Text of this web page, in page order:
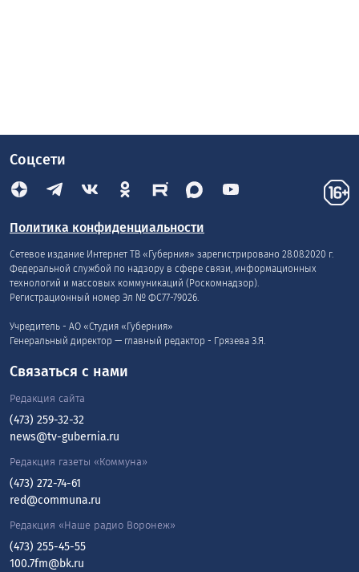
Соцсети
Политика конфиденциальности
Сетевое издание Интернет ТВ «Губерния» зарегистрировано 28.08.2020 г.
Федеральной службой по надзору в сфере связи, информационных
технологий и массовых коммуникаций (Роскомнадзор).
Регистрационный номер Эл № ФС77-79026.
Учредитель - АО «Студия «Губерния»
Генеральный директор — главный редактор - Грязева З.Я.
Связаться с нами
Редакция сайта
(473) 259-32-32
news@tv-gubernia.ru
Редакция газеты «Коммуна»
(473) 272-74-61
red@communa.ru
Редакция «Наше радио Воронеж»
(473) 255-45-55
100.7fm@bk.ru